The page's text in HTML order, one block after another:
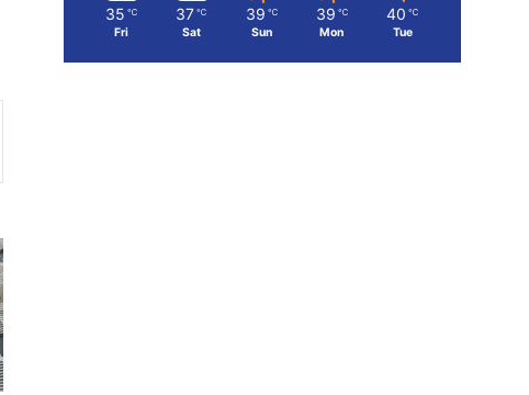
35 ℃
Fri
37 ℃
Sat
39 ℃
Sun
39 ℃
Mon
40 ℃
Tue